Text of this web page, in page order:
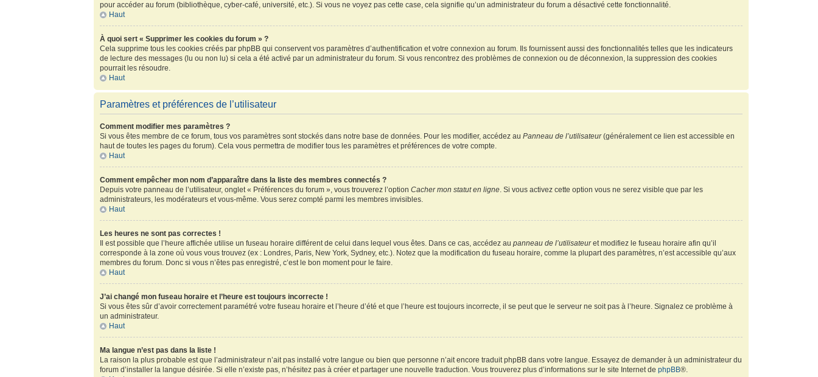
pour accéder au forum (bibliothèque, cyber-café, université, etc.). Si vous ne voyez pas cette case, cela signifie qu’un administrateur du forum a désactivé cette fonctionnalité.
Haut
À quoi sert « Supprimer les cookies du forum » ?
Cela supprime tous les cookies créés par phpBB qui conservent vos paramètres d’authentification et votre connexion au forum. Ils fournissent aussi des fonctionnalités telles que les indicateurs
de lecture des messages (lu ou non lu) si cela a été activé par un administrateur du forum. Si vous rencontrez des problèmes de connexion ou de déconnexion, la suppression des cookies
pourrait les résoudre.
Haut
Paramètres et préférences de l’utilisateur
Comment modifier mes paramètres ?
Si vous êtes membre de ce forum, tous vos paramètres sont stockés dans notre base de données. Pour les modifier, accédez auPanneau de l’utilisateur(généralement ce lien est accessible en
haut de toutes les pages du forum). Cela vous permettra de modifier tous les paramètres et préférences de votre compte.
Haut
Comment empêcher mon nom d’apparaître dans la liste des membres connectés ?
Depuis votre panneau de l’utilisateur, onglet « Préférences du forum », vous trouverez l’optionCacher mon statut en ligne. Si vous activez cette option vous ne serez visible que par les
administrateurs, les modérateurs et vous-même. Vous serez compté parmi les membres invisibles.
Haut
Les heures ne sont pas correctes !
Il est possible que l’heure affichée utilise un fuseau horaire différent de celui dans lequel vous êtes. Dans ce cas, accédez aupanneau de l’utilisateuret modifiez le fuseau horaire afin qu’il
corresponde à la zone où vous vous trouvez (ex : Londres, Paris, New York, Sydney, etc.). Notez que la modification du fuseau horaire, comme la plupart des paramètres, n’est accessible qu’aux
membres du forum. Donc si vous n’êtes pas enregistré, c’est le bon moment pour le faire.
Haut
J’ai changé mon fuseau horaire et l’heure est toujours incorrecte !
Si vous êtes sûr d’avoir correctement paramétré votre fuseau horaire et l’heure d’été et que l’heure est toujours incorrecte, il se peut que le serveur ne soit pas à l’heure. Signalez ce problème à
un administrateur.
Haut
Ma langue n’est pas dans la liste !
La raison la plus probable est que l’administrateur n’ait pas installé votre langue ou bien que personne n’ait encore traduit phpBB dans votre langue. Essayez de demander à un administrateur du
forum d’installer la langue désirée. Si elle n’existe pas, n’hésitez pas à créer et partager une nouvelle traduction. Vous trouverez plus d’informations sur le site Internet dephpBB®.